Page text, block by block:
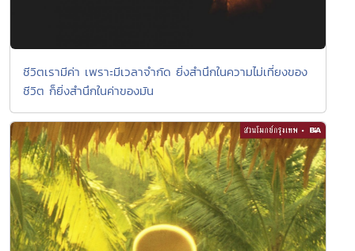
ชีวิตเรามีค่า เพราะมีเวลาจำกัด ยิ่งสำนึกในความไม่เที่ยงของ
ชีวิต ก็ยิ่งสำนึกในค่าของมัน